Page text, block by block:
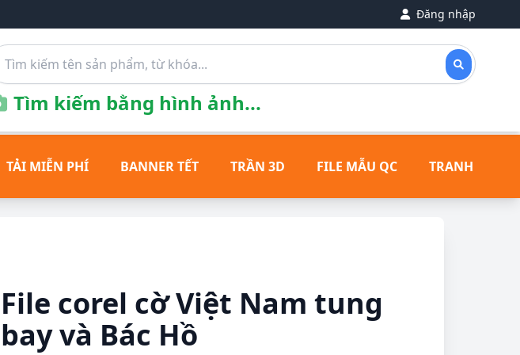
Đăng nhập
Tìm kiếm bằng hình ảnh...
TẢI MIỄN PHÍ BANNER TẾT TRẦN 3D FILE MẪU QC TRANH ĐỒNG
File corel cờ Việt Nam tung
bay và Bác Hồ